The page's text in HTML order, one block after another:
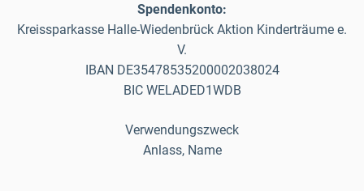
Spendenkonto:
Kreissparkasse Halle-Wiedenbrück Aktion Kinderträume e.
V.
IBAN DE35478535200002038024
BIC WELADED1WDB
Verwendungszweck
Anlass, Name